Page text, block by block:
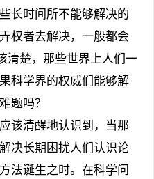
长时间所不能够解决的
权者去解决，一般都会
清楚，那些世界上人们一
科学界的权威们能够解
题吗？
该清醒地认识到，当那
决长期困扰人们认识论
法诞生之时。在科学问